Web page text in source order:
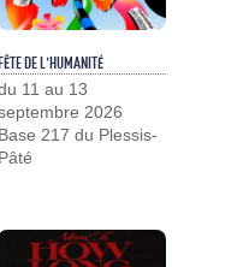
DE L'HUMANITÉ
11 au 13
2026
Base 217 du Plessis-
Pâté